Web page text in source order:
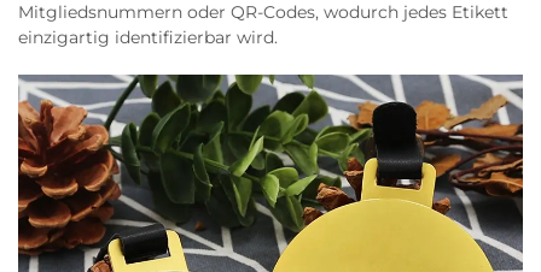
Mitgliedsnummern oder QR-Codes, wodurch jedes Etikett
einzigartig identifizierbar wird.